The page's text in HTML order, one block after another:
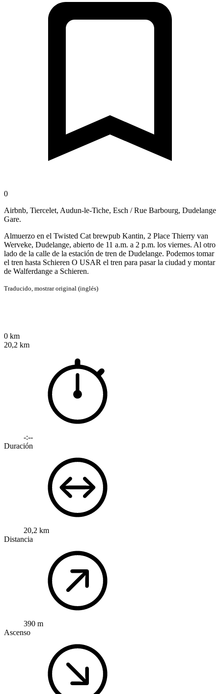
0
Airbnb, Tiercelet, Audun-le-Tiche, Esch / Rue Barbourg, Dudelange
Gare.
Almuerzo en el Twisted Cat brewpub Kantin, 2 Place Thierry van
Werveke, Dudelange, abierto de 11 a.m. a 2 p.m. los viernes. Al otro
lado de la calle de la estación de tren de Dudelange. Podemos tomar
el tren hasta Schieren O USAR el tren para pasar la ciudad y montar
de Walferdange a Schieren.
Traducido, mostrar original (inglés)
0 km
20,2 km
-:--
Duración
20,2 km
Distancia
390 m
Ascenso